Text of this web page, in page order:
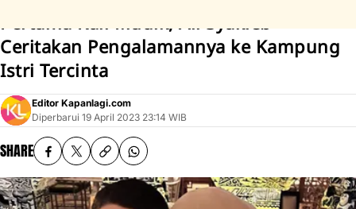
Pertama Kali Mudik, Ali Syakieb
Ceritakan Pengalamannya ke Kampung
Istri Tercinta
Editor Kapanlagi.com
Diperbarui 19 April 2023 23:14 WIB
SHARE